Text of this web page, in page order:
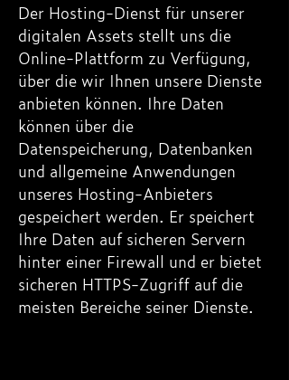
Der Hosting-Dienst für unserer
digitalen Assets stellt uns die
Online-Plattform zu Verfügung,
über die wir Ihnen unsere Dienste
anbieten können. Ihre Daten
können über die
Datenspeicherung, Datenbanken
und allgemeine Anwendungen
unseres Hosting-Anbieters
gespeichert werden. Er speichert
Ihre Daten auf sicheren Servern
hinter einer Firewall und er bietet
sicheren HTTPS-Zugriff auf die
meisten Bereiche seiner Dienste.